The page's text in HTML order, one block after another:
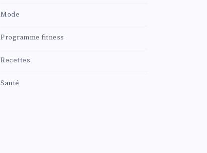
Mode
Programme fitness
Recettes
Santé